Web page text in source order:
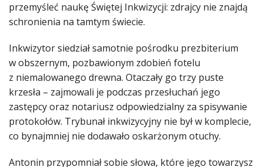
przemyśleć naukę Świętej Inkwizycji: zdrajcy nie znajdą
schronienia na tamtym świecie.
Inkwizytor siedział samotnie pośrodku prezbiterium
w obszernym, pozbawionym zdobień fotelu
z niemalowanego drewna. Otaczały go trzy puste
krzesła – zajmowali je podczas przesłuchań jego
zastępcy oraz notariusz odpowiedzialny za spisywanie
protokołów. Trybunał inkwizycyjny nie był w komplecie,
co bynajmniej nie dodawało oskarżonym otuchy.
Antonin przypomniał sobie słowa, które jego towarzysz